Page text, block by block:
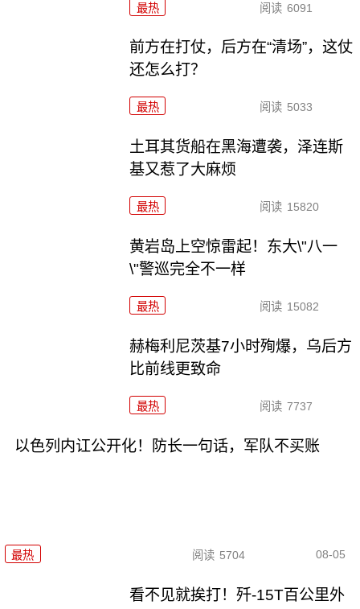
最热 阅读 6091
前方在打仗，后方在“清场”，这仗
还怎么打？
最热 阅读 5033
土耳其货船在黑海遭袭，泽连斯
基又惹了大麻烦
最热 阅读 15820
黄岩岛上空惊雷起！东大\"八一
\"警巡完全不一样
最热 阅读 15082
赫梅利尼茨基7小时殉爆，乌后方
比前线更致命
最热 阅读 7737
以色列内讧公开化！防长一句话，军队不买账
最热 阅读 5704 08-05
看不见就挨打！歼-15T百公里外